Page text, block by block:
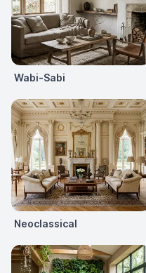
Wabi-Sabi
Neoclassical